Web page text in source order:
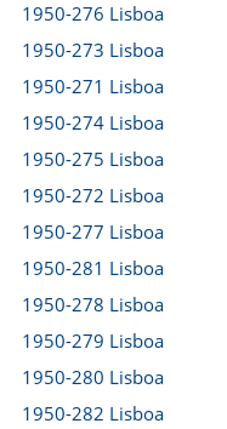
1950-276 Lisboa
1950-273 Lisboa
1950-271 Lisboa
1950-274 Lisboa
1950-275 Lisboa
1950-272 Lisboa
1950-277 Lisboa
1950-281 Lisboa
1950-278 Lisboa
1950-279 Lisboa
1950-280 Lisboa
1950-282 Lisboa